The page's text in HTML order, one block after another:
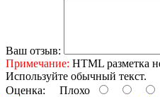
Ваш отзыв:
Примечание: HTML разметка
Используйте обычный текст.
Оценка: Плохо